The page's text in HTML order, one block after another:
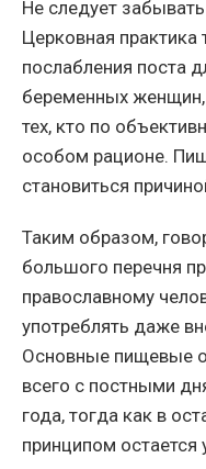
Не следует
Церковная практика
послабления поста
беременных женщин,
тех, кто по
особом рационе.
становиться
Таким образом,
большого перечня
православному
употреблять даже
Основные пищевые
всего с постными
года, тогда как в
принципом остается